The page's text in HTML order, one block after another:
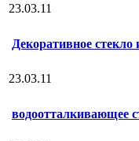
23.03.11
Декоративное стекло
23.03.11
водоотталкивающее